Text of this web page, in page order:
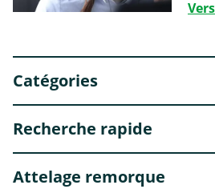
Catégories
Recherche rapide
Attelage remorque